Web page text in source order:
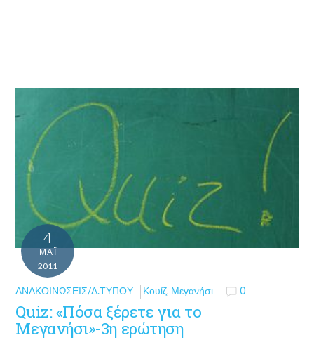
4
ΜΑΪ́
2011
ΑΝΑΚΟΙΝΏΣΕΙΣ/Δ.ΤΎΠΟΥ Κουίζ, Μεγανήσι 0
Quiz: «Πόσα ξέρετε για το
Μεγανήσι»-3η ερώτηση